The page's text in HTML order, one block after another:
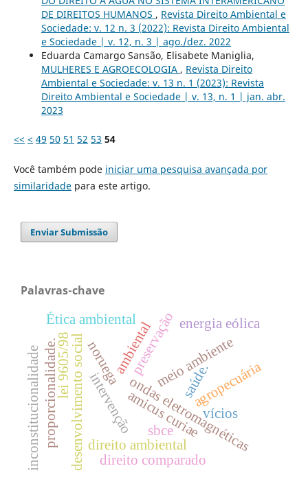
DE DIREITOS HUMANOS , Revista Direito Ambiental e
Sociedade: v. 12 n. 3 (2022): Revista Direito Ambiental
e Sociedade | v. 12, n. 3 | ago./dez. 2022
Eduarda Camargo Sansão, Elisabete Maniglia,
MULHERES E AGROECOLOGIA , Revista Direito
Ambiental e Sociedade: v. 13 n. 1 (2023): Revista
Direito Ambiental e Sociedade | v. 13, n. 1 | jan. abr.
2023
<< < 49 50 51 52 53 54
Você também pode iniciar uma pesquisa avançada por
similaridadepara este artigo.
Enviar Submissão
Palavras-chave
ambiental
noruega meio ambiente
ondas eletromagnéticas
saúde.
desenvolvimento socialintervenção
preservação
direito ambiental
direito comparado
Ética ambiental
amicus curiae
energia eólica
agropecuária
sbce
lei 9605/98
vícios
proporcionalidade.
inconstitucionalidade